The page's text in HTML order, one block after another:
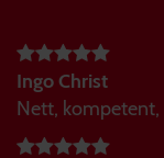
Ingo Christ
Nett, kompetent,